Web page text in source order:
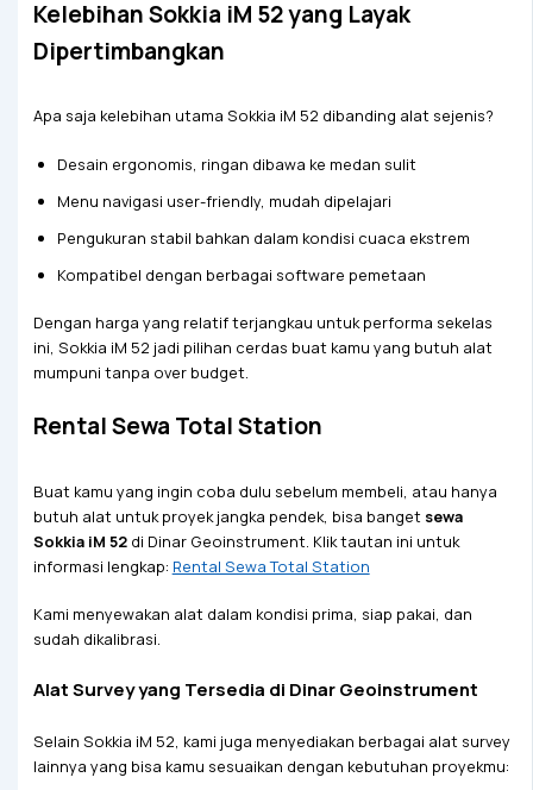
Kelebihan Sokkia iM 52 yang Layak
Dipertimbangkan
Apa saja kelebihan utama Sokkia iM 52 dibanding alat sejenis?
Desain ergonomis, ringan dibawa ke medan sulit
Menu navigasi user-friendly, mudah dipelajari
Pengukuran stabil bahkan dalam kondisi cuaca ekstrem
Kompatibel dengan berbagai software pemetaan
Dengan harga yang relatif terjangkau untuk performa sekelas
ini, Sokkia iM 52 jadi pilihan cerdas buat kamu yang butuh alat
mumpuni tanpa over budget.
Rental Sewa Total Station
Buat kamu yang ingin coba dulu sebelum membeli, atau hanya
butuh alat untuk proyek jangka pendek, bisa banget sewa
Sokkia iM 52di Dinar Geoinstrument. Klik tautan ini untuk
informasi lengkap: Rental Sewa Total Station
Kami menyewakan alat dalam kondisi prima, siap pakai, dan
sudah dikalibrasi.
Alat Survey yang Tersedia di Dinar Geoinstrument
Selain Sokkia iM 52, kami juga menyediakan berbagai alat survey
lainnya yang bisa kamu sesuaikan dengan kebutuhan proyekmu: